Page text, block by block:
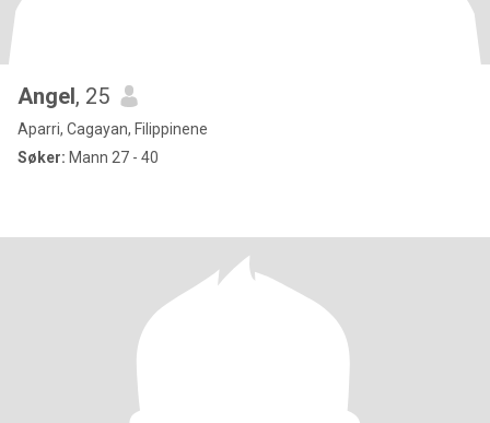
Angel, 25
Aparri, Cagayan, Filippinene
Søker: Mann 27 - 40